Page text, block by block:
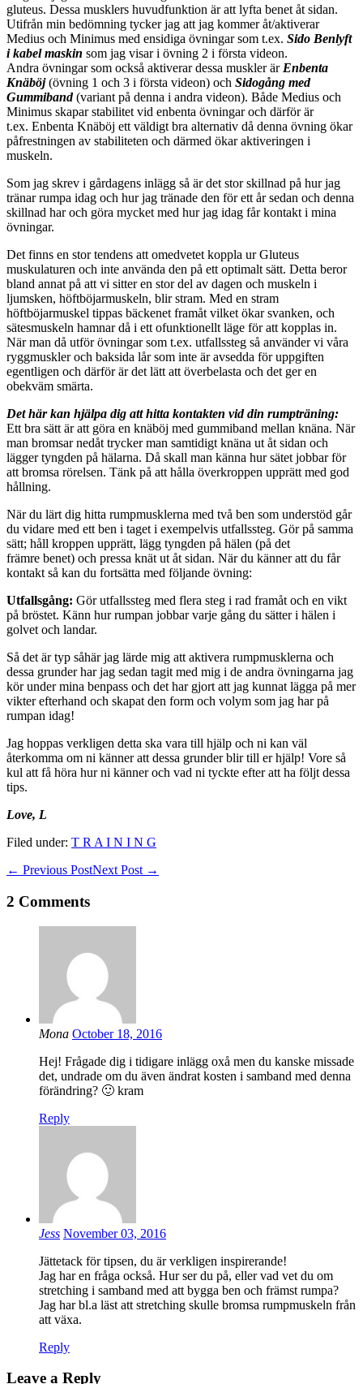
gluteus. Dessa musklers huvudfunktion är att lyfta benet åt sidan.
Utifrån min bedömning tycker jag att jag kommer åt/aktiverar
Medius och Minimus med ensidiga övningar som t.ex. Sido Benlyft
i kabel maskin som jag visar i övning 2 i första videon.
Andra övningar som också aktiverar dessa muskler är Enbenta
Knäböj(övning 1 och 3 i första videon) och Sidogång med
Gummiband(variant på denna i andra videon). Både Medius och
Minimus skapar stabilitet vid enbenta övningar och därför är
t.ex. Enbenta Knäböj ett väldigt bra alternativ då denna övning ökar
påfrestningen av stabiliteten och därmed ökar aktiveringen i
muskeln.
Som jag skrev i gårdagens inlägg så är det stor skillnad på hur jag
tränar rumpa idag och hur jag tränade den för ett år sedan och denna
skillnad har och göra mycket med hur jag idag får kontakt i mina
övningar.
Det finns en stor tendens att omedvetet koppla ur Gluteus
muskulaturen och inte använda den på ett optimalt sätt. Detta beror
bland annat på att vi sitter en stor del av dagen och muskeln i
ljumsken, höftböjarmuskeln, blir stram. Med en stram
höftböjarmuskel tippas bäckenet framåt vilket ökar svanken, och
sätesmuskeln hamnar då i ett ofunktionellt läge för att kopplas in.
När man då utför övningar som t.ex. utfallssteg så använder vi våra
ryggmuskler och baksida lår som inte är avsedda för uppgiften
egentligen och därför är det lätt att överbelasta och det ger en
obekväm smärta.
Det här kan hjälpa dig att hitta kontakten vid din rumpträning:
Ett bra sätt är att göra en knäböj med gummiband mellan knäna. När
man bromsar nedåt trycker man samtidigt knäna ut åt sidan och
lägger tyngden på hälarna. Då skall man känna hur sätet jobbar för
att bromsa rörelsen. Tänk på att hålla överkroppen upprätt med god
hållning.
När du lärt dig hitta rumpmusklerna med två ben som understöd går
du vidare med ett ben i taget i exempelvis utfallssteg. Gör på samma
sätt; håll kroppen upprätt, lägg tyngden på hälen (på det
främre benet) och pressa knät ut åt sidan. När du känner att du får
kontakt så kan du fortsätta med följande övning:
Utfallsgång: Gör utfallssteg med flera steg i rad framåt och en vikt
på bröstet. Känn hur rumpan jobbar varje gång du sätter i hälen i
golvet och landar.
Så det är typ såhär jag lärde mig att aktivera rumpmusklerna och
dessa grunder har jag sedan tagit med mig i de andra övningarna jag
kör under mina benpass och det har gjort att jag kunnat lägga på mer
vikter efterhand och skapat den form och volym som jag har på
rumpan idag!
Jag hoppas verkligen detta ska vara till hjälp och ni kan väl
återkomma om ni känner att dessa grunder blir till er hjälp! Vore så
kul att få höra hur ni känner och vad ni tyckte efter att ha följt dessa
tips.
Love, L
Filed under: T R A I N I N G
Post
← Previous PostNext Post →
2 Comments
Mona October 18, 2016
Hej! Frågade dig i tidigare inlägg oxå men du kanske missade
det, undrade om du även ändrat kosten i samband med denna
förändring? 🙂 kram
Reply
Jess November 03, 2016
Jättetack för tipsen, du är verkligen inspirerande!
Jag har en fråga också. Hur ser du på, eller vad vet du om
stretching i samband med att bygga ben och främst rumpa?
Jag har bl.a läst att stretching skulle bromsa rumpmuskeln från
att växa.
Reply
Leave a Reply